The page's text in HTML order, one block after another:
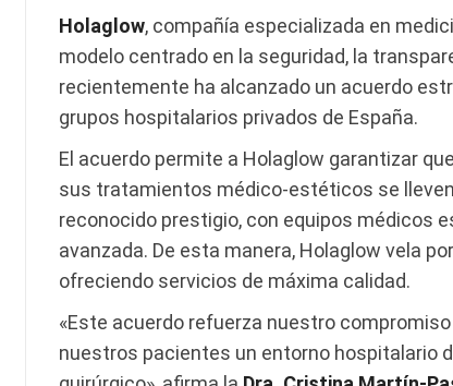
Holaglow, compañía especializada en
modelo centrado en la seguridad, la
recientemente ha alcanzado un acuerdo
grupos hospitalarios privados de España.
El acuerdo permite a Holaglow garantizar
sus tratamientos médico-estéticos se
reconocido prestigio, con equipos médicos
avanzada. De esta manera, Holaglow vela
ofreciendo servicios de máxima calidad.
«Este acuerdo refuerza nuestro
nuestros pacientes un entorno hospitalario